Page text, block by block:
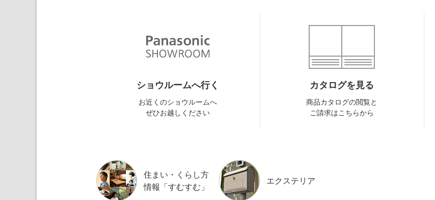
ショウルームへ行く
お近くのショウルームへ
ぜひお越しください
カタログを見る
商品カタログの閲覧と
ご請求はこちらから
住まい・くらし方
情報「すむすむ」
エクステリア